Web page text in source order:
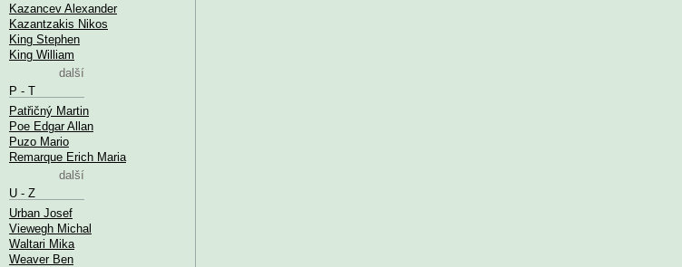
Kazancev Alexander
Kazantzakis Nikos
King Stephen
King William
další
P - T
Patřičný Martin
Poe Edgar Allan
Puzo Mario
Remarque Erich Maria
další
U - Z
Urban Josef
Viewegh Michal
Waltari Mika
Weaver Ben